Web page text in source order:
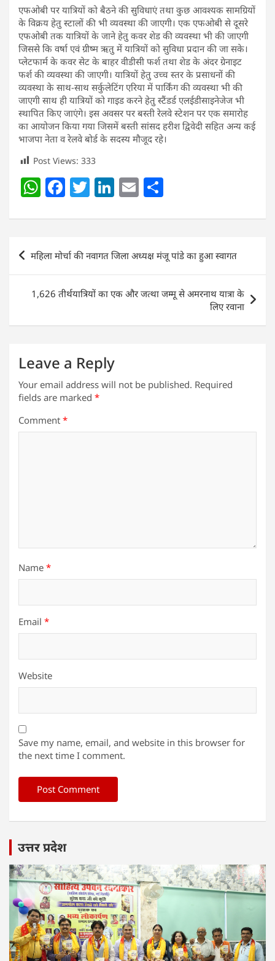
एफओबी पर यात्रियों को बैठने की सुविधाएं तथा कुछ आवश्यक सामग्रियों
के विक्रय हेतु स्टालों की भी व्यवस्था की जाएगी। एक एफओबी से दूसरे
एफओबी तक यात्रियों के जाने हेतु कवर शेड की व्यवस्था भी की जाएगी
जिससे कि वर्षा एवं ग्रीष्म ऋतु में यात्रियों को सुविधा प्रदान की जा सके।
प्लेटफार्म के कवर सेट के बाहर वीडीसी फर्श तथा शेड के अंदर ग्रेनाइट
फर्श की व्यवस्था की जाएगी। यात्रियों हेतु उच्च स्तर के प्रसाधनों की
व्यवस्था के साथ-साथ सर्कुलेटिंग एरिया में पार्किंग की व्यवस्था भी की
जाएगी साथ ही यात्रियों को गाइड करने हेतु स्टैंडर्ड एलईडीसाइनेजेज भी
स्थापित किए जाएंगे। इस अवसर पर बस्ती रेलवे स्टेशन पर एक समारोह
का आयोजन किया गया जिसमें बस्ती सांसद हरीश द्विवेदी सहित अन्य कई
भाजपा नेता व रेलवे बोर्ड के सदस्य मौजूद रहे।
Post Views: 333
W
at
s
A
p
p
F
c
e
b
o
o
k
T
itt
er
Li
k
e
dI
n
E
ai
l
ar
e
Post
navigation
महिला मोर्चा की नवागत जिला अध्यक्ष मंजू पांडे का हुआ स्वागत
1,626 तीर्थयात्रियों का एक और जत्था जम्मू से अमरनाथ यात्रा के
लिए रवाना
Leave a Reply
Your email address will not be published. Required
fields are marked *
Comment *
Name *
Email *
Website
Save my name, email, and website in this browser for
the next time I comment.
उत्तर प्रदेश